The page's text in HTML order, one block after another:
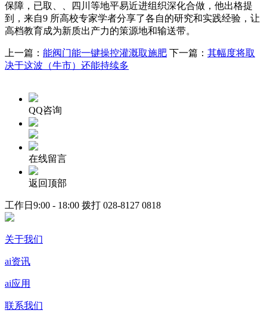
保障，已取、、四川等地平易近进组织深化合做，他出格提
到，来自9 所高校专家学者分享了各自的研究和实践经验，让
高档教育成为新质出产力的策源地和输送带。
上一篇： 能阀门能一键操控灌溉取施肥 下一篇： 其幅度将取
决于这波（牛市）还能持续多
QQ咨询
在线留言
返回顶部
工作日9:00 - 18:00 拨打 028-8127 0818
关于我们
ai资讯
ai应用
联系我们